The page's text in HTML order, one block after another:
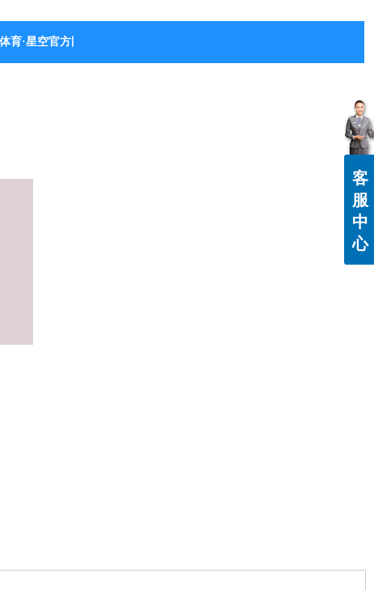
育·星空官方网站-星空体育（中国）
客
服
中
心